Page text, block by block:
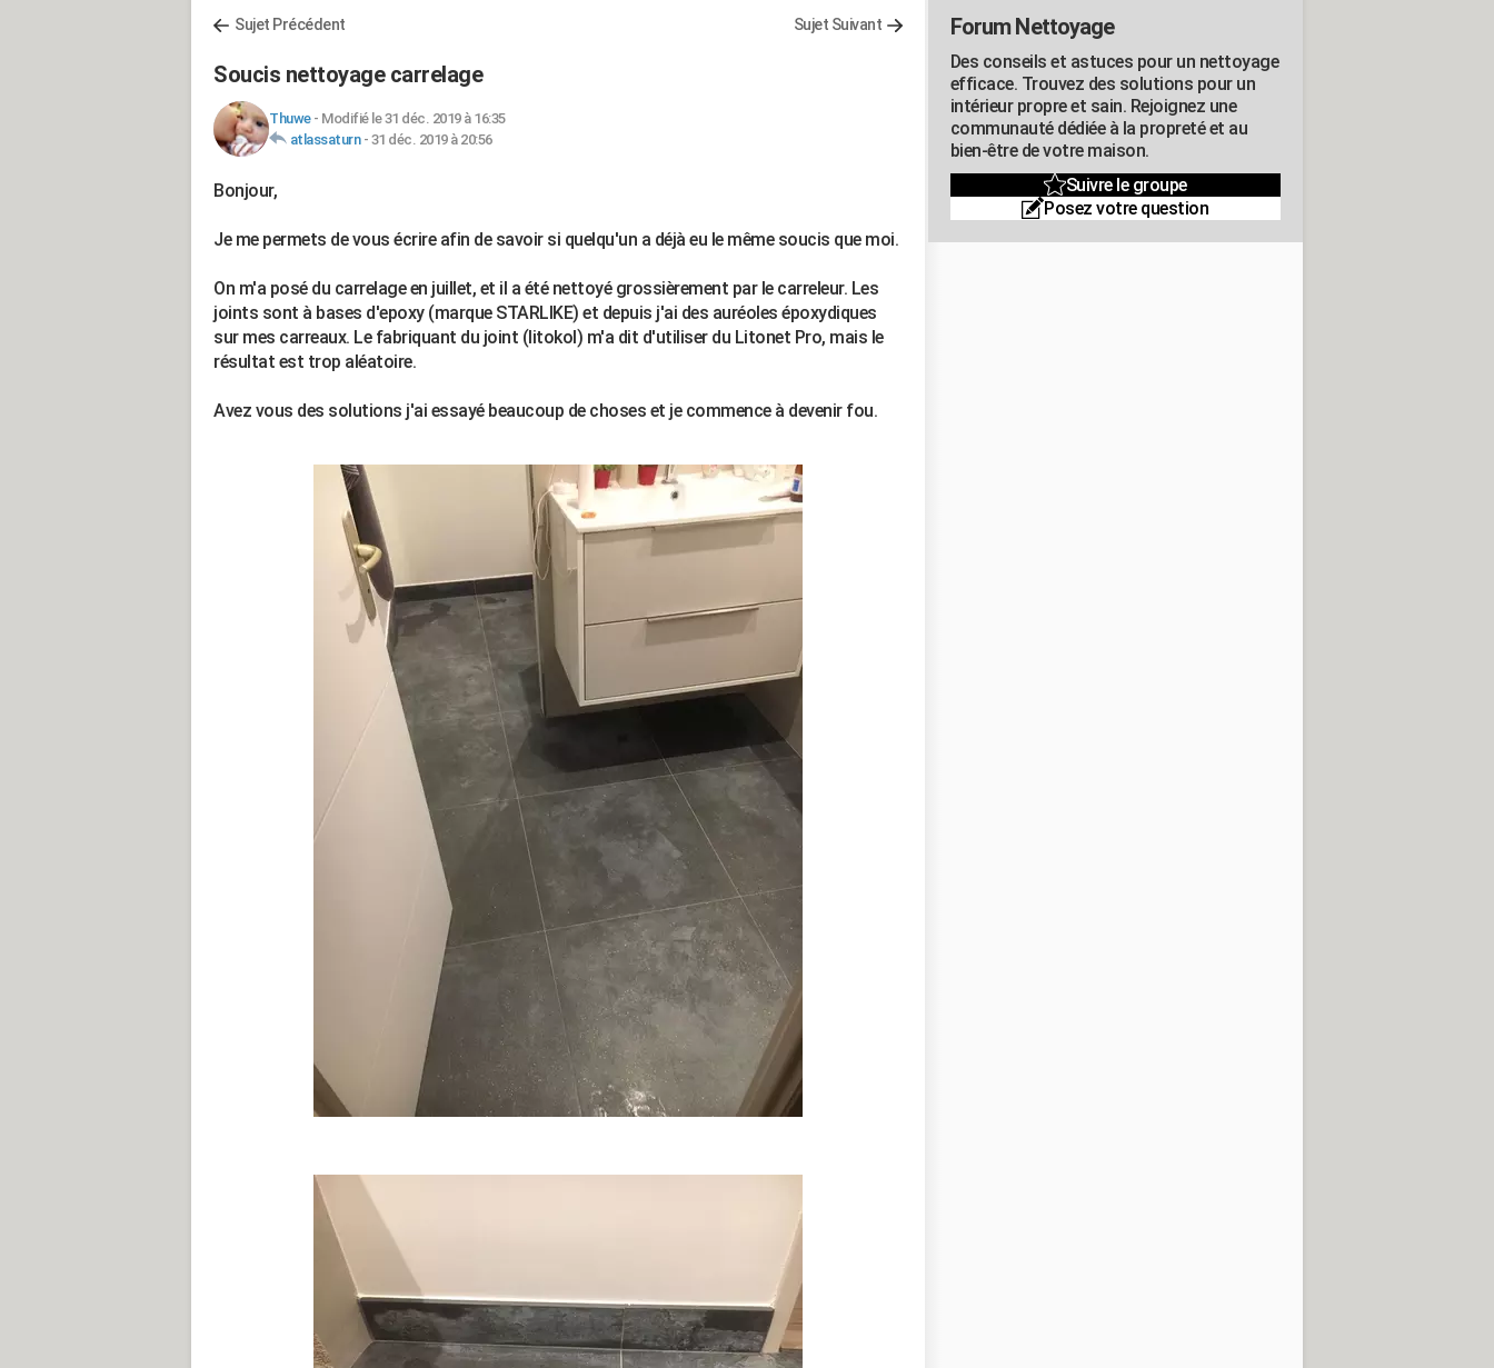
Sujet Précédent Sujet Suivant
Soucis nettoyage carrelage
Thuwe- Modifié le 31 déc. 2019 à 16:35
atlassaturn- 31 déc. 2019 à 20:56
Bonjour,
Je me permets de vous écrire afin de savoir si quelqu'un a déjà eu le même soucis que moi.
On m'a posé du carrelage en juillet, et il a été nettoyé grossièrement par le carreleur. Les
joints sont à bases d'epoxy (marque STARLIKE) et depuis j'ai des auréoles époxydiques
sur mes carreaux. Le fabriquant du joint (litokol) m'a dit d'utiliser du Litonet Pro, mais le
résultat est trop aléatoire.
Avez vous des solutions j'ai essayé beaucoup de choses et je commence à devenir fou.
Forum Nettoyage
Des conseils et astuces pour un nettoyage
efficace. Trouvez des solutions pour un
intérieur propre et sain. Rejoignez une
communauté dédiée à la propreté et au
bien-être de votre maison.
Suivre le groupe
Posez votre question